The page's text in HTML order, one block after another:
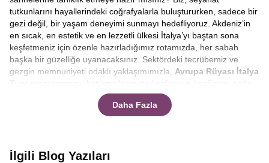
tutkunlarını hayallerindeki coğrafyalarla buluştururken, sadece bir
gezi değil, bir yaşam deneyimi sunmayı hedefliyoruz. Akdeniz’in
en sıcak, en estetik ve en lezzetli ülkesi İtalya’yı baştan sona
keşfetmeniz için özenle hazırladığımız rotamızda, her sabah
başka bir güzelliğe uyanacaksınız. Sektördeki tecrübemiz ve
gezgin memnuniyeti odaklı yaklaşımımızla, Avrupa Rüyası İtalya
yaşatacak şekilde dizayn ettik. Çizmenin ucundan topuğuna değil,
kalbine ve ruhuna dokunan bu yolculukta, bize katılın ve sınırların
ötesindeki güzellikleri birlikte keşfedelim.
dinlemeniz ve atmosferi ciğerlerinize kadar solumanız için
Daha Fazla
İlgili Blog Yazıları